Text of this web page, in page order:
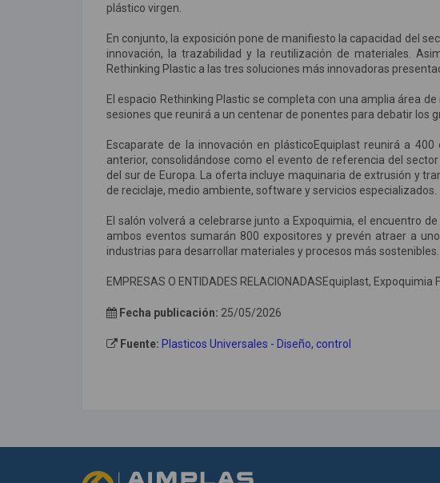
plástico virgen.
En conjunto, la exposición pone de manifiesto la capacidad del
innovación, la trazabilidad y la reutilización de materiales.
Rethinking Plastic a las tres soluciones más innovadoras
El espacio Rethinking Plastic se completa con una amplia área
sesiones que reunirá a un centenar de ponentes para debatir los
Escaparate de la innovación en plásticoEquiplast reunirá a
anterior, consolidándose como el evento de referencia del
del sur de Europa. La oferta incluye maquinaria de extrusión y
de reciclaje, medio ambiente, software y servicios especializados.
El salón volverá a celebrarse junto a Expoquimia, el encuentro
ambos eventos sumarán 800 expositores y prevén atraer a
industrias para desarrollar materiales y procesos más sostenibles.
EMPRESAS O ENTIDADES RELACIONADASEquiplast,
Fecha publicación: 25/05/2026
Fuente: Plasticos Universales - Diseño, control